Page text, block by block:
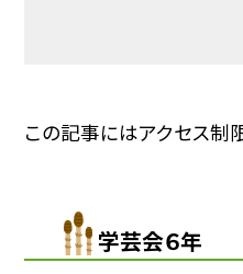
この記事にはアクセス制
学芸会６年